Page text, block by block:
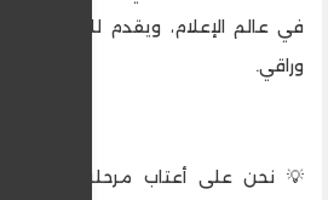
في عالم الإعلام، ويقدم للمشاهد
وراقي.
💡 نحن على أعتاب مرحلة مليئة